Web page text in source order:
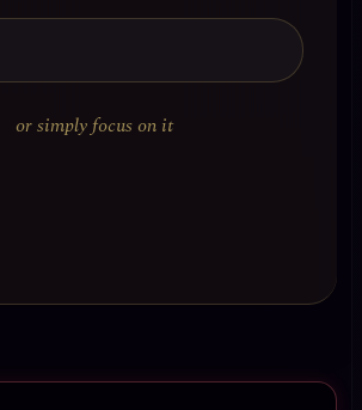
or simply focus on it